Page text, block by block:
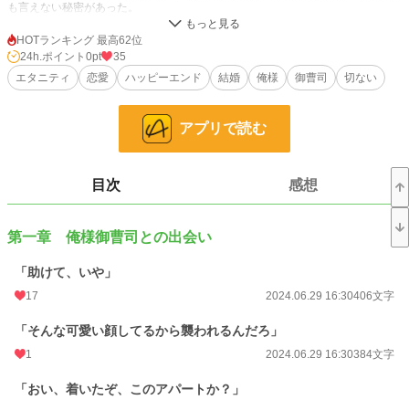
も言えない秘密があった。
海堂 慎 海堂コーポレーション社長
彼女を自殺に追いやったと辛い過去を引きずり、人との関わりを避けて生きて
きた。
しかし間宮ちづるを放っておけず、「海堂ちづるになれ」と命令する。俺様気質
仙道 充 仙道ホールディングス社長
八年前ちづると結婚の約束をしたにも関わらず、連絡を取らずにアメリカに渡
米し、日本に戻って来た時にはちづるは姿を消していた。慎の良き相談相手であ
る充はちづると再会を果たすも慎の妻になっていたことに動揺する。
ちづるを放っておけない慎は契約結婚を申し出る。ちづるを襲った相手によって
談相手。
ちづるには誰にも言えない秘密があった。
HOTランキング 最高62位
24h.ポイント 0pt
35
エタニティ
恋愛 ハッピーエンド 結婚 俺様 御曹司 切ない
アプリで読む
目次 感想
第一章 俺様御曹司との出会い
「助けて、いや」
17 2024.06.29 16:30406文字
「そんな可愛い顔してるから襲われるんだろ」
1 2024.06.29 16:30384文字
「おい、着いたぞ、このアパートか？」